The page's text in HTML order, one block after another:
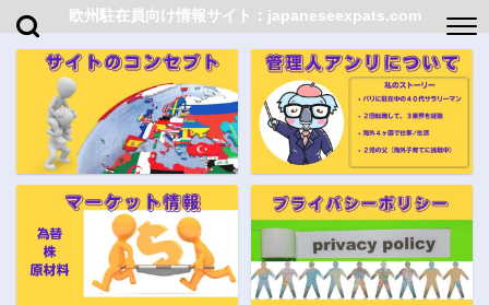
欧州駐在員向け情報サイト：japaneseexpats.com